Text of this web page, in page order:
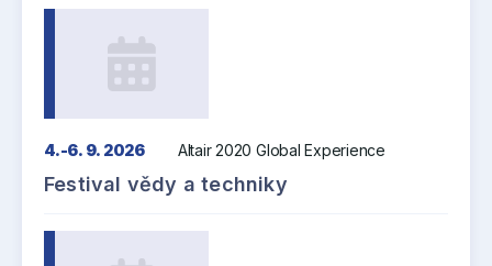
4.-6. 9. 2026 Altair 2020 Global Experience
Festival vědy a techniky